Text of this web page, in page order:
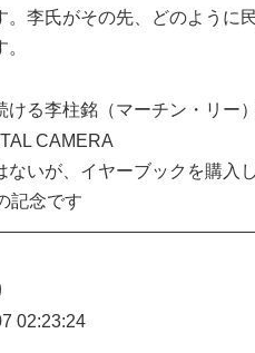
。李氏がその先、どのように
ける李柱銘（マーチン・リー
ないが、イヤーブックを購入
記念です
02:23:24